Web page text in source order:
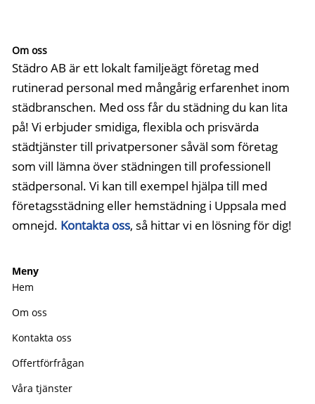
Om oss
Städro AB är ett lokalt familjeägt företag med
rutinerad personal med mångårig erfarenhet inom
städbranschen. Med oss får du städning du kan lita
på! Vi erbjuder smidiga, flexibla och prisvärda
städtjänster till privatpersoner såväl som företag
som vill lämna över städningen till professionell
städpersonal. Vi kan till exempel hjälpa till med
företagsstädning eller hemstädning i Uppsala med
omnejd. Kontakta oss, så hittar vi en lösning för dig!
Meny
Hem
Om oss
Kontakta oss
Offertförfrågan
Våra tjänster